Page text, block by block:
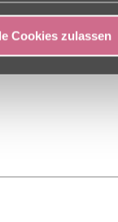
Cookies zulassen